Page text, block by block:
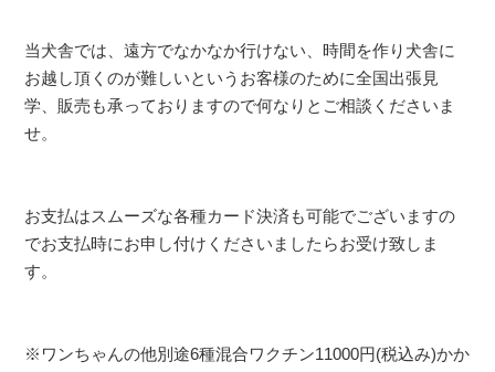
当犬舎では、遠方でなかなか行けない、時間を作り犬舎に
お越し頂くのが難しいというお客様のために全国出張見
学、販売も承っておりますので何なりとご相談くださいま
せ。
お支払はスムーズな各種カード決済も可能でございますの
でお支払時にお申し付けくださいましたらお受け致しま
す。
※ワンちゃんの他別途6種混合ワクチン11000円(税込み)かか